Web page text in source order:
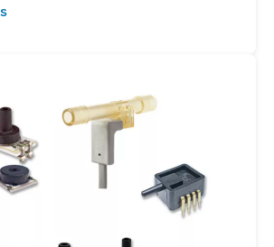
e distribuição de